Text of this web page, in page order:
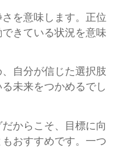
を意味します。正位
きている状況を意味
自分が信じた選択肢
未来をつかめるでし
からこそ、目標に向
おすすめです。一つ